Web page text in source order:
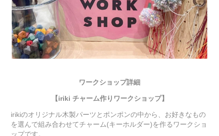
ワークショップ詳細
【iriki チャーム作り ワークショップ】
irikiのオリジナル木製パーツとポンポンの中から、お好きなもの
を選んで組み合わせてチャーム(キーホルダー)を作るワークショ
ップです。